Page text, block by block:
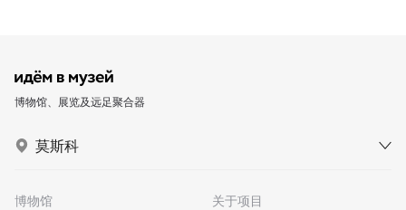
博物馆、展览及远足聚合器
莫斯科
博物馆
关于项目